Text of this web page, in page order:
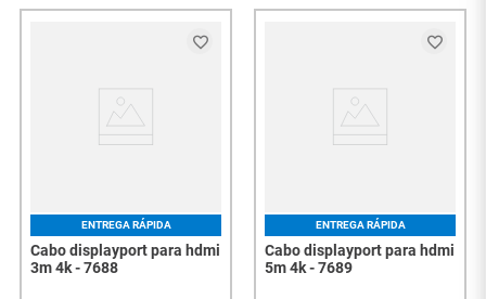
ENTREGA RÁPIDA
Cabo displayport para hdmi
3m 4k - 7688
ENTREGA RÁPIDA
Cabo displayport para hdmi
5m 4k - 7689